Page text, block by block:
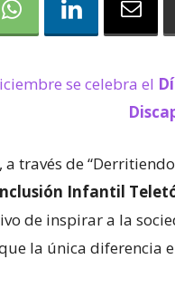
se celebra el
, a través de
Infantil
de inspirar a la
la única diferencia